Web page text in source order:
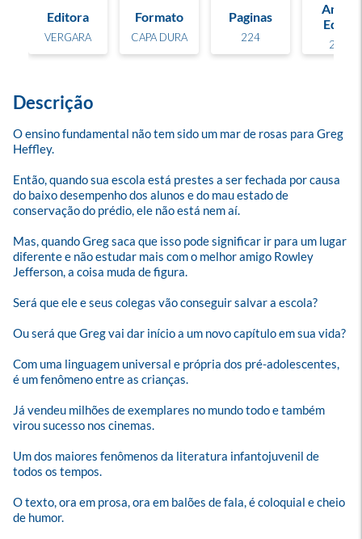
Editora
VERGARA
Formato
CAPA DURA
Paginas
224
Ano de
Edição
2023
Descrição
O ensino fundamental não tem sido um mar de rosas para Greg
Heffley.
Então, quando sua escola está prestes a ser fechada por causa
do baixo desempenho dos alunos e do mau estado de
conservação do prédio, ele não está nem aí.
Mas, quando Greg saca que isso pode significar ir para um lugar
diferente e não estudar mais com o melhor amigo Rowley
Jefferson, a coisa muda de figura.
Será que ele e seus colegas vão conseguir salvar a escola?
Ou será que Greg vai dar início a um novo capítulo em sua vida?
Com uma linguagem universal e própria dos pré-adolescentes,
é um fenômeno entre as crianças.
Já vendeu milhões de exemplares no mundo todo e também
virou sucesso nos cinemas.
Um dos maiores fenômenos da literatura infantojuvenil de
todos os tempos.
O texto, ora em prosa, ora em balões de fala, é coloquial e cheio
de humor.